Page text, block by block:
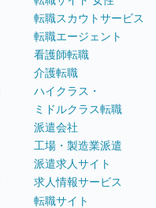
転職スカウトサービス
転職エージェント
看護師転職
介護転職
ハイクラス・
ミドルクラス転職
派遣会社
工場・製造業派遣
派遣求人サイト
求人情報サービス
転職サイト